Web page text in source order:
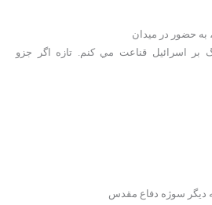
به حضور در ميدان
اسرائيل قناعت مي کنم. تازه اگر جزو
ديگر سوژه دفاع مقدس